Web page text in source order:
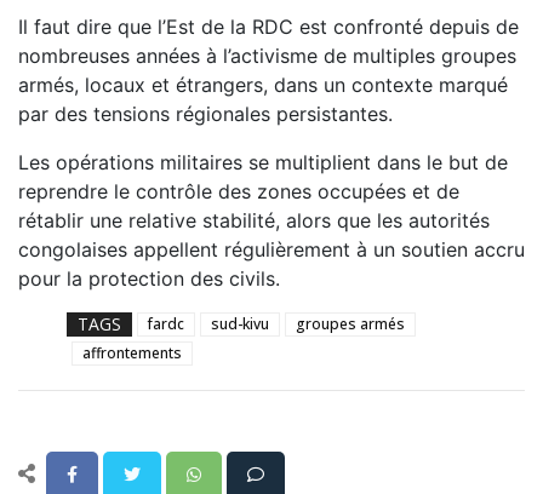
Il faut dire que l’Est de la RDC est confronté depuis de
nombreuses années à l’activisme de multiples groupes
armés, locaux et étrangers, dans un contexte marqué
par des tensions régionales persistantes.
Les opérations militaires se multiplient dans le but de
reprendre le contrôle des zones occupées et de
rétablir une relative stabilité, alors que les autorités
congolaises appellent régulièrement à un soutien accru
pour la protection des civils.
TAGS fardc sud-kivu
groupes armés
affrontements